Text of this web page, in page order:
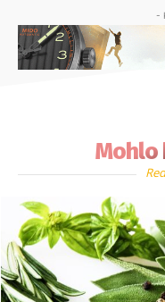
-
Mohlo